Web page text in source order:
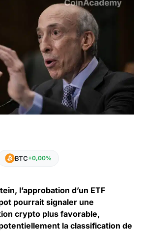
BTC+0,00%
l’approbation d’un ETF
pourrait signaler une
crypto plus favorable,
la classification de